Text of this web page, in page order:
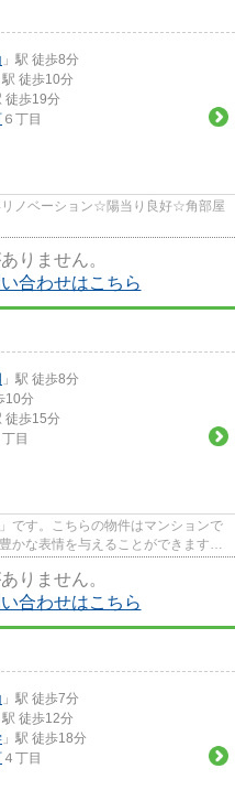
」駅 徒歩8分
駅 徒歩10分
徒歩19分
６丁目
ノベーション☆陽当り良好☆角部屋
りません。
合わせはこちら
」駅 徒歩8分
10分
徒歩15分
丁目
です。こちらの物件はマンションで
かな表情を与えることができます。
りません。
合わせはこちら
」駅 徒歩7分
駅 徒歩12分
」駅 徒歩18分
４丁目